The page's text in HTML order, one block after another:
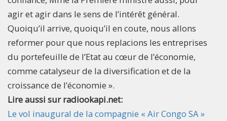
agir et agir dans le sens de l’intérêt général.
Quoiqu’il arrive, quoiqu’il en coute, nous allons
reformer pour que nous replacions les entreprises
du portefeuille de l’Etat au cœur de l’économie,
comme catalyseur de la diversification et de la
croissance de l’économie ».
Lire aussi sur radiookapi.net:
Le vol inaugural de la compagnie « Air Congo SA »